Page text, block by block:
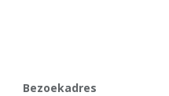
Bezoekadres